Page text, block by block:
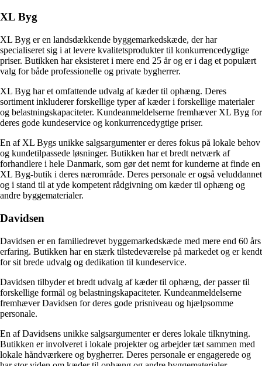
XL Byg
XL Byg er en landsdækkende byggemarkedskæde, der har
specialiseret sig i at levere kvalitetsprodukter til konkurrencedygtige
priser. Butikken har eksisteret i mere end 25 år og er i dag et populært
valg for både professionelle og private bygherrer.
XL Byg har et omfattende udvalg af kæder til ophæng. Deres
sortiment inkluderer forskellige typer af kæder i forskellige materialer
og belastningskapaciteter. Kundeanmeldelserne fremhæver XL Byg for
deres gode kundeservice og konkurrencedygtige priser.
En af XL Bygs unikke salgsargumenter er deres fokus på lokale behov
og kundetilpassede løsninger. Butikken har et bredt netværk af
forhandlere i hele Danmark, som gør det nemt for kunderne at finde en
XL Byg-butik i deres nærområde. Deres personale er også veluddannet
og i stand til at yde kompetent rådgivning om kæder til ophæng og
andre byggematerialer.
Davidsen
Davidsen er en familiedrevet byggemarkedskæde med mere end 60 års
erfaring. Butikken har en stærk tilstedeværelse på markedet og er kendt
for sit brede udvalg og dedikation til kundeservice.
Davidsen tilbyder et bredt udvalg af kæder til ophæng, der passer til
forskellige formål og belastningskapaciteter. Kundeanmeldelserne
fremhæver Davidsen for deres gode prisniveau og hjælpsomme
personale.
En af Davidsens unikke salgsargumenter er deres lokale tilknytning.
Butikken er involveret i lokale projekter og arbejder tæt sammen med
lokale håndværkere og bygherrer. Deres personale er engagerede og